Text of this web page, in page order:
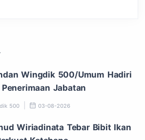
Wingdik 500/Umum Hadiri
Jabatan
500 03-08-2026
Wiriadinata Tebar Bibit Ikan